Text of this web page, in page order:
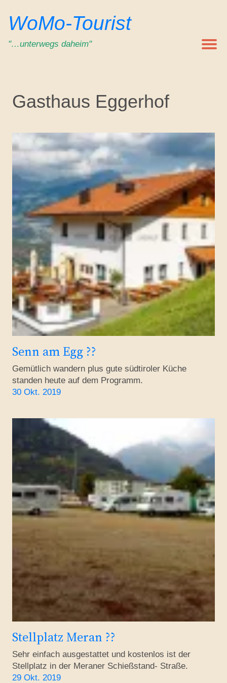
Inhalt
springen
WoMo-Tourist
"…unterwegs daheim"
Gasthaus Eggerhof
Senn am Egg ??
Gemütlich wandern plus gute südtiroler Küche
standen heute auf dem Programm.
30 Okt. 2019
Stellplatz Meran ??
Sehr einfach ausgestattet und kostenlos ist der
Stellplatz in der Meraner Schießstand- Straße.
29 Okt. 2019